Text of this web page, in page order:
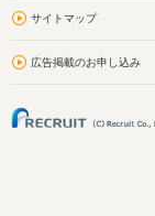
サイトマップ
広告掲載のお申し込み